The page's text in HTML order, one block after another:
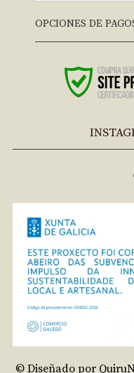
OPCIONES DE
© Diseñado por